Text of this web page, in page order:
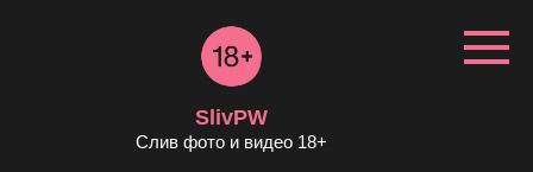
SlivPW
Слив фото и видео 18+